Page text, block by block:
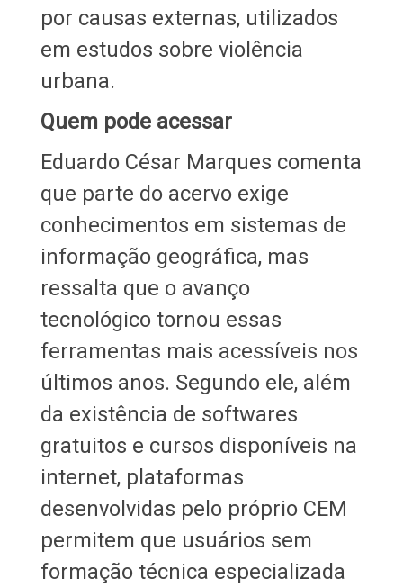
por causas externas, utilizados
em estudos sobre violência
urbana.
Quem pode acessar
Eduardo César Marques comenta
que parte do acervo exige
conhecimentos em sistemas de
informação geográfica, mas
ressalta que o avanço
tecnológico tornou essas
ferramentas mais acessíveis nos
últimos anos. Segundo ele, além
da existência de softwares
gratuitos e cursos disponíveis na
internet, plataformas
desenvolvidas pelo próprio CEM
permitem que usuários sem
formação técnica especializada